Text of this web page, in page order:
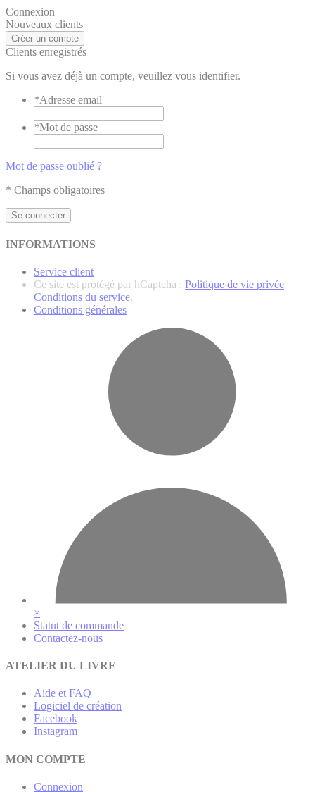
Connexion
Nouveaux clients
Créer un compte
Clients enregistrés
Si vous avez déjà un compte, veuillez vous identifier.
*Adresse email
*Mot de passe
Mot de passe oublié ?
* Champs obligatoires
Se connecter
INFORMATIONS
Service client
Ce site est protégé par hCaptcha : Politique de vie privée
Conditions du service.
Conditions générales
×
Statut de commande
Contactez-nous
ATELIER DU LIVRE
Aide et FAQ
Logiciel de création
Facebook
Instagram
MON COMPTE
Connexion